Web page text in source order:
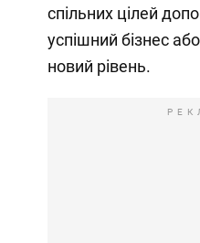
спільних цілей
успішний бізнес
новий рівень.